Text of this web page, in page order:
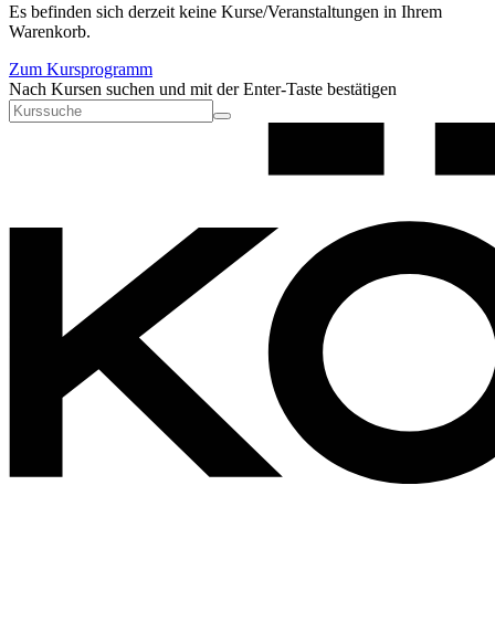
Es befinden sich derzeit keine Kurse/Veranstaltungen in Ihrem
Warenkorb.
Zum Kursprogramm
Nach Kursen suchen und mit der Enter-Taste bestätigen